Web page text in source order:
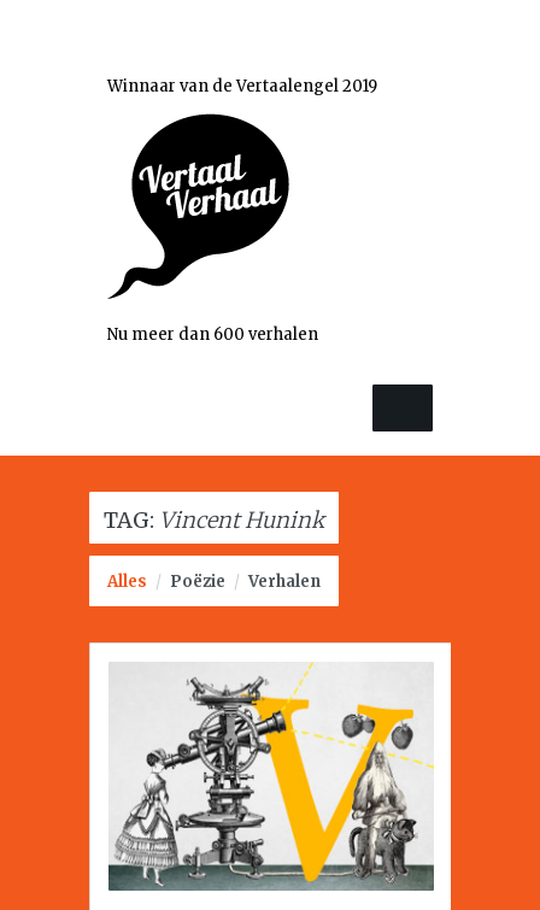
Winnaar van de Vertaalengel 2019
Nu meer dan 600 verhalen
TAG: Vincent Hunink
Alles / Poëzie / Verhalen